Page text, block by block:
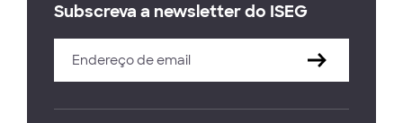
Subscreva a newsletter do ISEG